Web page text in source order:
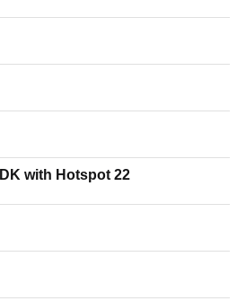
with Hotspot 22